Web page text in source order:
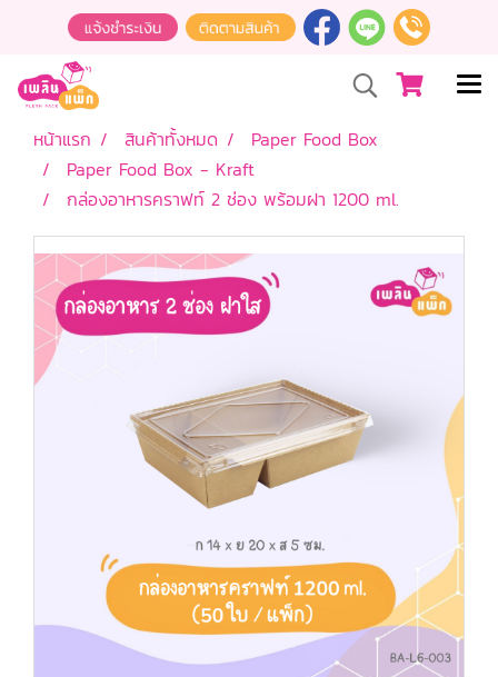
หน้าแรก สินค้าทั้งหมด
Paper Food Box
Paper Food Box - Kraft
กล่องอาหารคราฟท์ 2 ช่อง พร้อมฝา 1200 ml.